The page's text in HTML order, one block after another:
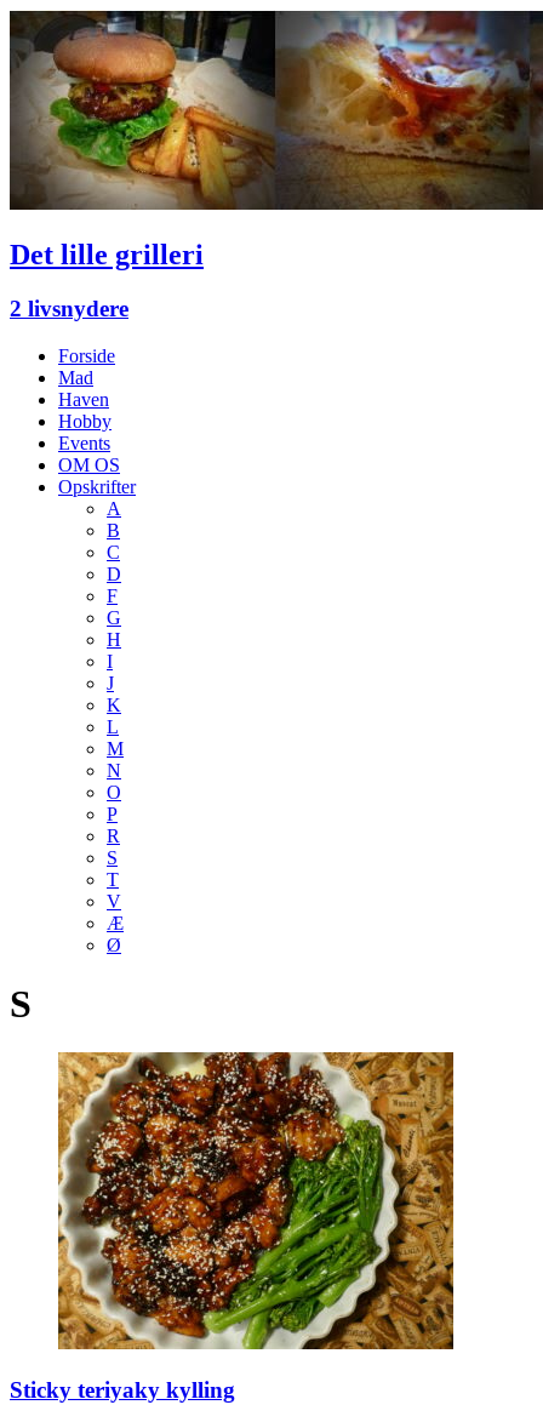
Det lille grilleri
2 livsnydere
Forside
Mad
Haven
Hobby
Events
OM OS
Opskrifter
A
B
C
D
F
G
H
I
J
K
L
M
N
O
P
R
S
T
V
Æ
Ø
S
Sticky teriyaky kylling